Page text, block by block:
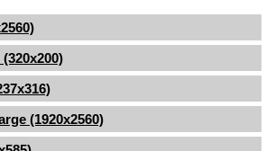
(1920x2560)